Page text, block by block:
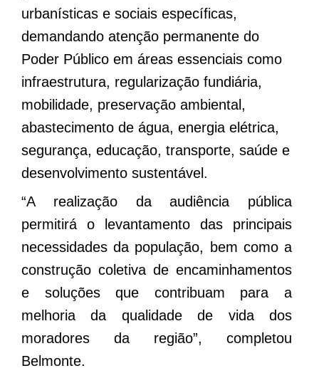
urbanísticas e sociais específicas,
demandando atenção permanente do
Poder Público em áreas essenciais como
infraestrutura, regularização fundiária,
mobilidade, preservação ambiental,
abastecimento de água, energia elétrica,
segurança, educação, transporte, saúde e
desenvolvimento sustentável.
“A realização da audiência pública
permitirá o levantamento das principais
necessidades da população, bem como a
construção coletiva de encaminhamentos
e soluções que contribuam para a
melhoria da qualidade de vida dos
moradores da região”, completou
Belmonte.